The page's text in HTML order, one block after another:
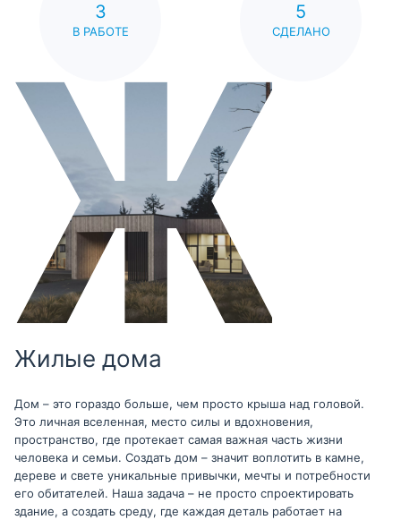
3
В РАБОТЕ
5
СДЕЛАНО
Жилые дома
Дом – это гораздо больше, чем просто крыша над головой.
Это личная вселенная, место силы и вдохновения,
пространство, где протекает самая важная часть жизни
человека и семьи. Создать дом – значит воплотить в камне,
дереве и свете уникальные привычки, мечты и потребности
его обитателей. Наша задача – не просто спроектировать
здание, а создать среду, где каждая деталь работает на